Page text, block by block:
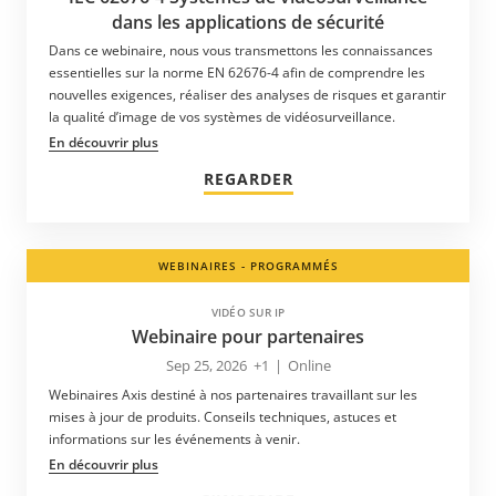
Kazakhstan
Kenya
Kirghizistan
Lituanie
Macédoine
Malaisie
Martinique
Maurice
dans les applications de sécurité
Dans ce webinaire, nous vous transmettons les connaissances
essentielles sur la norme EN 62676-4 afin de comprendre les
nouvelles exigences, réaliser des analyses de risques et garantir
la qualité d’image de vos systèmes de vidéosurveillance.
En découvrir plus
REGARDER
WEBINAIRES - PROGRAMMÉS
VIDÉO SUR IP
Webinaire pour partenaires
Sep 25, 2026 +1 | Online
Webinaires Axis destiné à nos partenaires travaillant sur les
mises à jour de produits. Conseils techniques, astuces et
informations sur les événements à venir.
En découvrir plus